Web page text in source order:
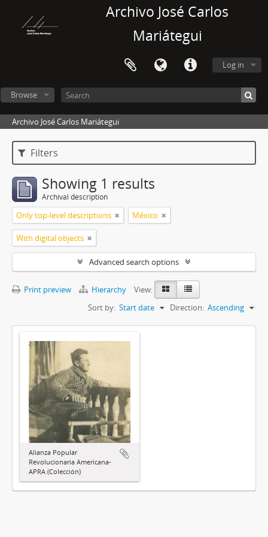
Archivo José Carlos
Mariátegui
Log in
Browse
Archivo José Carlos Mariátegui
Filters
Showing 1 results
Archival description
Only top-level descriptions México
With digital objects
Advanced search options
Print preview Hierarchy
View:
Sort by: Start date Direction: Ascending
Alianza Popular
Revolucionaria Americana-
APRA (Colección)